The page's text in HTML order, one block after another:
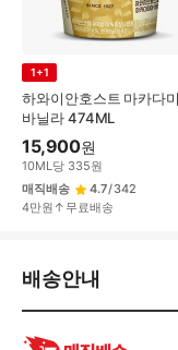
하와이안호스트 마카다
바닐라 474ML
1+1
15,900원
10ML당 335원
매직배송
4.7/342
4만원↑무료배송
배
교
환/
배송안내